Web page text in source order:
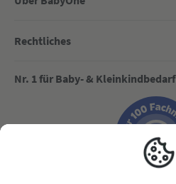
Rechtliches
Nr. 1 für Baby- & Kleinkindbedarf